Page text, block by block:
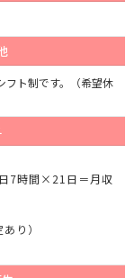
フト制です。（希望休
7時間×21日＝月収
り）